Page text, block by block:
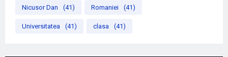
Nicusor Dan (41) Romaniei (41)
Universitatea (41) clasa (41)